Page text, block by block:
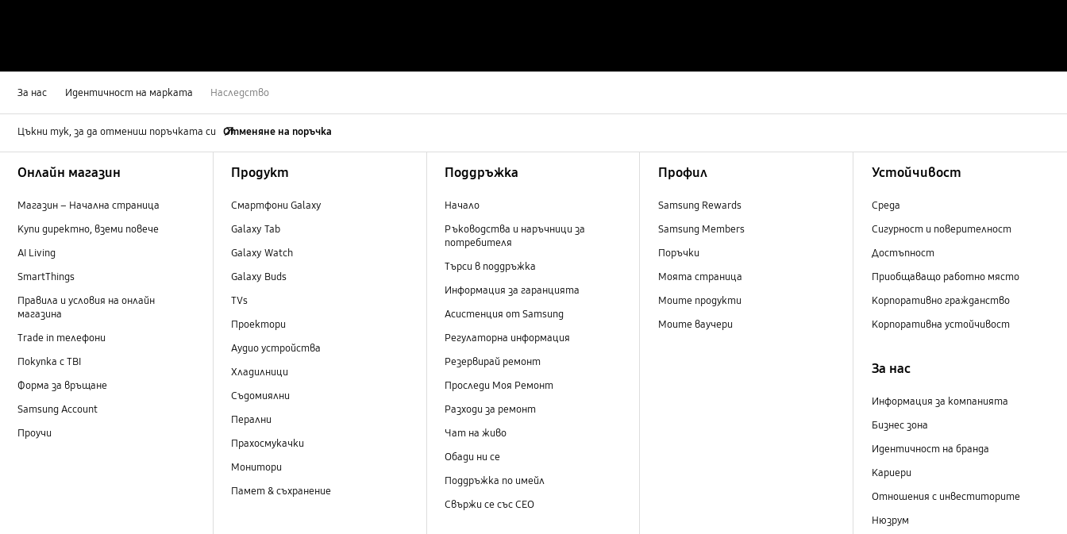
За нас Идентичност на марката Наследство
Цъкни тук, за да отмениш поръчката си Отменяне на поръчка
Онлайн магазин
Магазин – Начална страница
Купи директно, вземи повече
AI Living
SmartThings
Правила и условия на онлайн
магазина
Trade in телефони
Покупка с TBI
Форма за връщане
Samsung Account
Проучи
Продукт
Смартфони Galaxy
Galaxy Tab
Galaxy Watch
Galaxy Buds
TVs
Проектори
Аудио устройства
Хладилници
Съдомиялни
Перални
Прахосмукачки
Монитори
Памет & съхранение
Поддръжка
Начало
Ръководства и наръчници за
потребителя
Търси в поддръжка
Информация за гаранцията
Асистенция от Samsung
Регулаторна информация
Резервирай ремонт
Проследи Моя Ремонт
Разходи за ремонт
Чат на живо
Обади ни се
Поддръжка по имейл
Свържи се със СЕО
Профил
Samsung Rewards
Samsung Members
Поръчки
Моята страница
Моите продукти
Моите ваучери
Устойчивост
Среда
Сигурност и поверителност
Достъпност
Приобщаващо работно място
Корпоративно гражданство
Корпоративна устойчивост
За нас
Информация за компанията
Бизнес зона
Идентичност на бранда
Кариери
Отношения с инвеститорите
Нюзрум